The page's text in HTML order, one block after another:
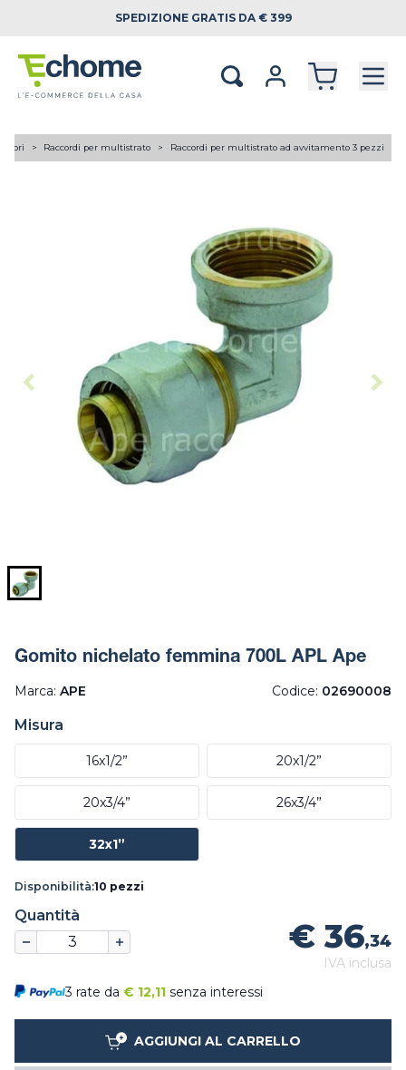
SPEDIZIONE GRATIS DA € 399
Raccordi per multistrato Raccordi per multistrato ad avvitamento 3 pezzi
Gomito nichelato femmina 700L APL Ape
Marca: APE Codice: 02690008
Misura
16x1/2” 20x1/2”
20x3/4” 26x3/4”
32x1”
Disponibilità:10 pezzi
Quantità
€ 36,34
IVA inclusa
3 rate da € 12,11 senza interessi
AGGIUNGI AL CARRELLO